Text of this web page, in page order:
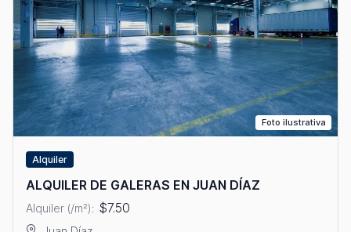
Foto ilustrativa
Alquiler
ALQUILER DE GALERAS EN JUAN DÍAZ
Alquiler (/m²): $7.50